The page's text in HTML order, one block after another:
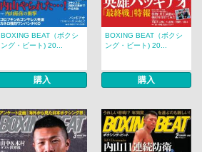
BOXING BEAT（ボクシ
ング・ビート) 20...
購入
BOXING BEAT（ボクシ
ング・ビート) 20...
購入